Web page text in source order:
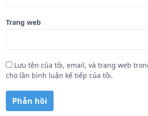
Trang web
Lưu tên của tôi, email, và trang web
cho lần bình luận kế tiếp của tôi.